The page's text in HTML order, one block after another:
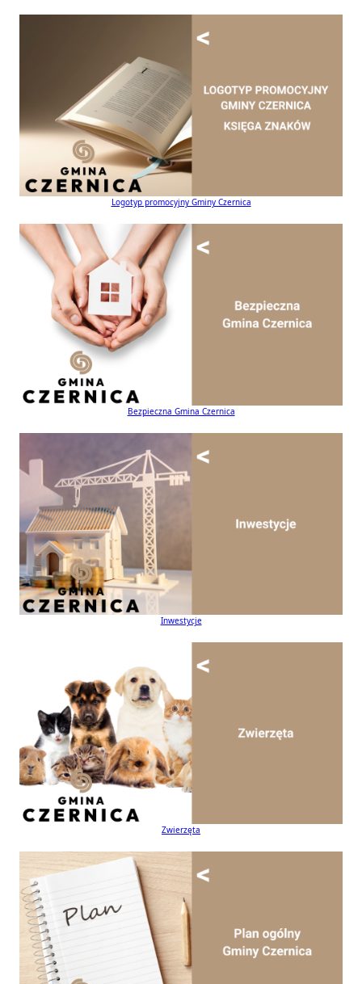
Logotyp promocyjny Gminy Czernica
Bezpieczna Gmina Czernica
Inwestycje
Zwierzęta